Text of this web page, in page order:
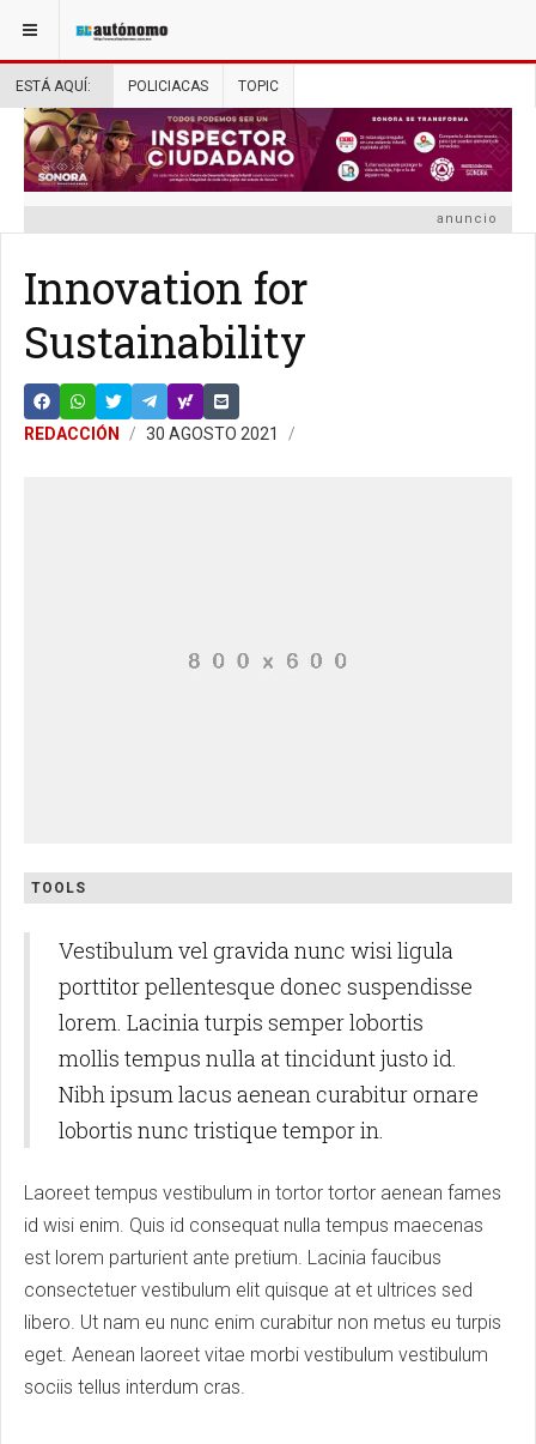
ESTÁ AQUÍ: POLICIACAS TOPIC
anuncio
Innovation for
Sustainability
REDACCIÓN 30 AGOSTO 2021
TOOLS
Vestibulum vel gravida nunc wisi ligula
porttitor pellentesque donec suspendisse
lorem. Lacinia turpis semper lobortis
mollis tempus nulla at tincidunt justo id.
Nibh ipsum lacus aenean curabitur ornare
lobortis nunc tristique tempor in.
Laoreet tempus vestibulum in tortor tortor aenean fames
id wisi enim. Quis id consequat nulla tempus maecenas
est lorem parturient ante pretium. Lacinia faucibus
consectetuer vestibulum elit quisque at et ultrices sed
libero. Ut nam eu nunc enim curabitur non metus eu turpis
eget. Aenean laoreet vitae morbi vestibulum vestibulum
sociis tellus interdum cras.